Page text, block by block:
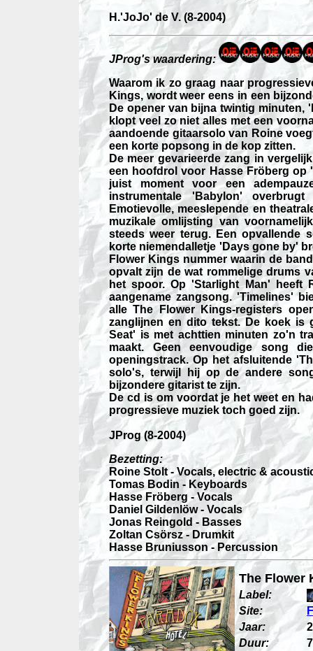
H.'JoJo' de V. (8-2004)
JProg's waardering:
Waarom ik zo graag naar
Kings, wordt weer eens in een
De opener van bijna twintig minuten,
klopt veel zo niet alles met een
aandoende gitaarsolo van Roine
een korte popsong in de kop zitten.
De meer gevarieerde zang in
een hoofdrol voor Hasse Fröberg op
juist moment voor een
instrumentale 'Babylon'
Emotievolle, meeslepende en
muzikale omlijsting van
steeds weer terug. Een opvallende
korte niemendalletje 'Days gone by'
Flower Kings nummer waarin de
opvalt zijn de wat rommelige drums
het spoor. Op 'Starlight Man' heeft
aangename zangsong. 'Timelines'
alle The Flower Kings-registers
zanglijnen en dito tekst. De koek is
Seat' is met achttien minuten zo'n
maakt. Geen eenvoudige song
openingstrack. Op het afsluitende
solo's, terwijl hij op de andere
bijzondere gitarist te zijn.
De cd is om voordat je het weet en
progressieve muziek toch goed zijn.
JProg (8-2004)
Bezetting:
Roine Stolt - Vocals, electric &
Tomas Bodin - Keyboards
Hasse Fröberg - Vocals
Daniel Gildenlöw - Vocals
Jonas Reingold - Basses
Zoltan Csörsz - Drumkit
Hasse Bruniusson - Percussion
The Flower
Label:
Site:
Jaar:
Duur: